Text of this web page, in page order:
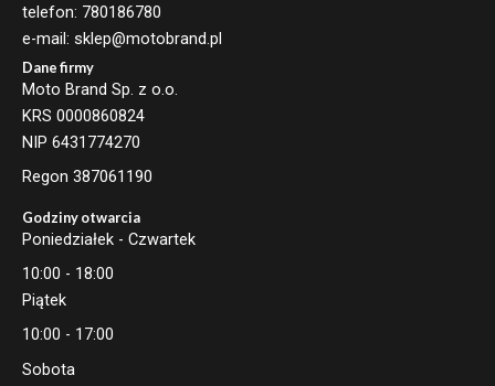
telefon: 780186780
e-mail: sklep@motobrand.pl
Dane firmy
Moto Brand Sp. z o.o.
KRS 0000860824
NIP 6431774270
Regon 387061190
Godziny otwarcia
Poniedziałek - Czwartek
10:00 - 18:00
Piątek
10:00 - 17:00
Sobota